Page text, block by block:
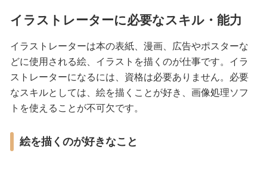
イラストレーターに必要なスキル・能力
イラストレーターは本の表紙、漫画、広告やポスターな
どに使用される絵、イラストを描くのが仕事です。イラ
ストレーターになるには、資格は必要ありません。必要
なスキルとしては、絵を描くことが好き、画像処理ソフ
トを使えることが不可欠です。
絵を描くのが好きなこと